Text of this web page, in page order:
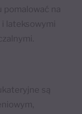
pomalować na
lateksowymi
są